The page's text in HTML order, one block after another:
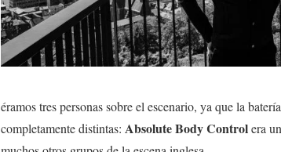
éramos tres personas sobre el escenario, ya que la
completamente distintas: Absolute Body Controlera